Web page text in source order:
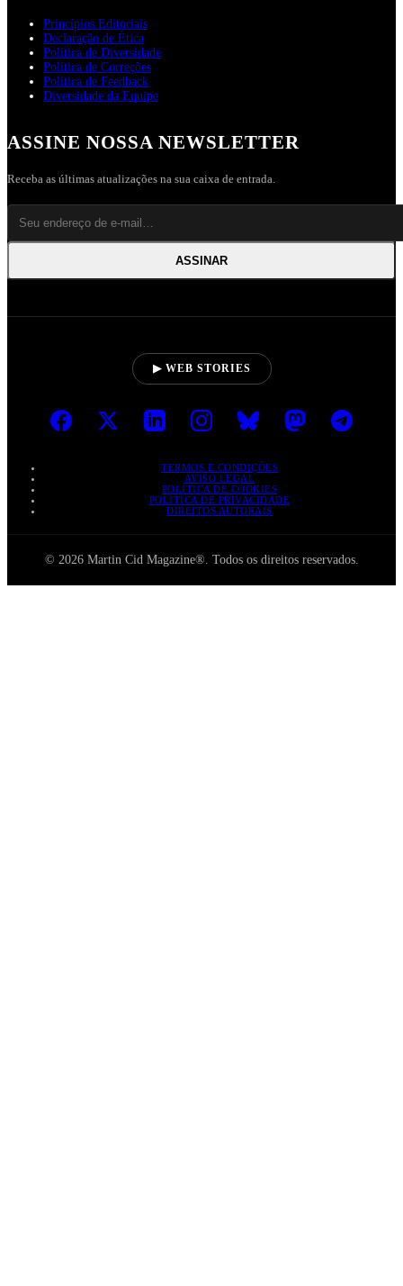
Princípios Editoriais
Declaração de Ética
Política de Diversidade
Política de Correções
Política de Feedback
Diversidade da Equipe
ASSINE NOSSA NEWSLETTER
Receba as últimas atualizações na sua caixa de entrada.
ASSINAR
▶ WEB STORIES
TERMOS E CONDIÇÕES
AVISO LEGAL
POLÍTICA DE COOKIES
POLÍTICA DE PRIVACIDADE
DIREITOS AUTORAIS
© 2026 Martin Cid Magazine®. Todos os direitos reservados.